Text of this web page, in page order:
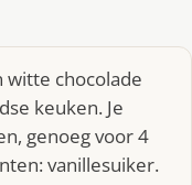
witte chocolade
keuken. Je
genoeg voor 4
vanillesuiker.